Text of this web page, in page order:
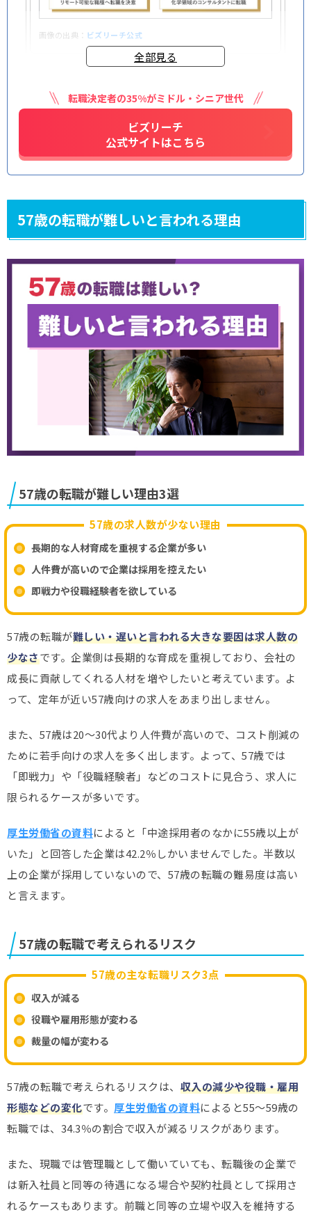
画像の出典： ビズリーチ公式
セカンドキャリア模索中さん(51歳)
50代からの年収アップを狙うなら、ハイクラス向けの
サービスは必須です。今すぐ動く気がなくても、先に登
勤続20年以上の会社から思い切って転職しただけで、
年収が200万以上も上がりました。今までの苦労は何だ
ったのか…。「転職活動はノーリスク」という言葉を
信じて行動して、本当に良かったです。
年収120万UPさん(50歳)
悩んでいる時間がもったいない。私は転職しただけで、
件を引き寄せやすいのかもしれません。
元・大手金融部長さん(58歳)
「とりあえず」で職務経歴書をしっかり更新しておい
たら、年収1.5倍のオファーが来ました。いつチャンス
本当に大事だと痛感しました。
残業続きだった夫を説得して登録させ、二人三脚で職
務経歴書の添削から面接対策まで頑張りました。結
果、残業はほぼなくなり、年収も100万円アップ！定年
後の人生設計まで明るくなりました。
※プライバシー保護のため、SNSの口コミを参考に内容の趣旨を変え
ずに表現を調整して掲載しています
全部見る
転職決定者の35%がミドル・シニア世代
ビズリーチ
公式サイトはこちら
57歳の転職が難しいと言われる理由
57歳の転職が難しい理由3選
57歳の求人数が少ない理由
長期的な人材育成を重視する企業が多い
人件費が高いので企業は採用を控えたい
即戦力や役職経験者を欲している
57歳の転職が難しい・遅いと言われる大きな要因は求人数の
少なさです。企業側は長期的な育成を重視しており、会社の
成長に貢献してくれる人材を増やしたいと考えています。よ
って、定年が近い57歳向けの求人をあまり出しません。
また、57歳は20～30代より人件費が高いので、コスト削減の
ために若手向けの求人を多く出します。よって、57歳では
「即戦力」や「役職経験者」などのコストに見合う、求人に
限られるケースが多いです。
厚生労働省の資料によると「中途採用者のなかに55歳以上が
いた」と回答した企業は42.2％しかいませんでした。半数以
上の企業が採用していないので、57歳の転職の難易度は高い
と言えます。
57歳の転職で考えられるリスク
57歳の主な転職リスク3点
収入が減る
役職や雇用形態が変わる
裁量の幅が変わる
57歳の転職で考えられるリスクは、 収入の減少や役職・雇用
形態などの変化です。 厚生労働省の資料によると55～59歳の
転職では、34.3％の割合で収入が減るリスクがあります。
また、現職では管理職として働いていても、転職後の企業で
は新入社員と同等の待遇になる場合や契約社員として採用さ
れるケースもあります。前職と同等の立場や収入を維持する